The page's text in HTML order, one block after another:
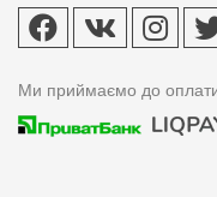
Ми приймаємо до